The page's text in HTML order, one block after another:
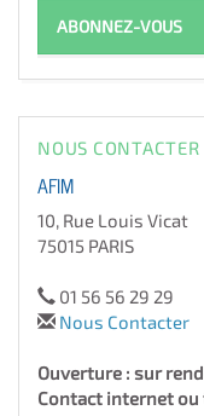
ABONNEZ-VOUS
NOUS CONTACTER
AFIM
10, Rue Louis Vicat
75015 PARIS
01 56 56 29 29
Nous Contacter
Ouverture : sur
Contact internet ou